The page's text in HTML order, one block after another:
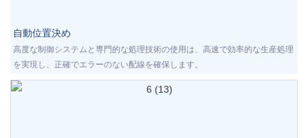
自動位置決め
高度な制御システムと専門的な処理技術の使用は、高速で効率的な生産処理
を実現し、正確でエラーのない配線を確保します。